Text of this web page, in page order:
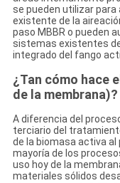
se pueden utilizar
existente de la
paso MBBR o pueden
sistemas existentes
integrado del fango
¿Tan cómo hace
de la membrana)?
A diferencia del
terciario del
de la biomasa activa
mayoría de los
uso hoy de la
materiales sólidos